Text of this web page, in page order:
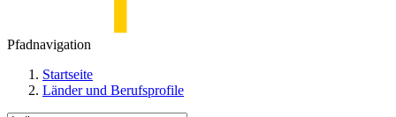
Pfadnavigation
Startseite
Länder und Berufsprofile